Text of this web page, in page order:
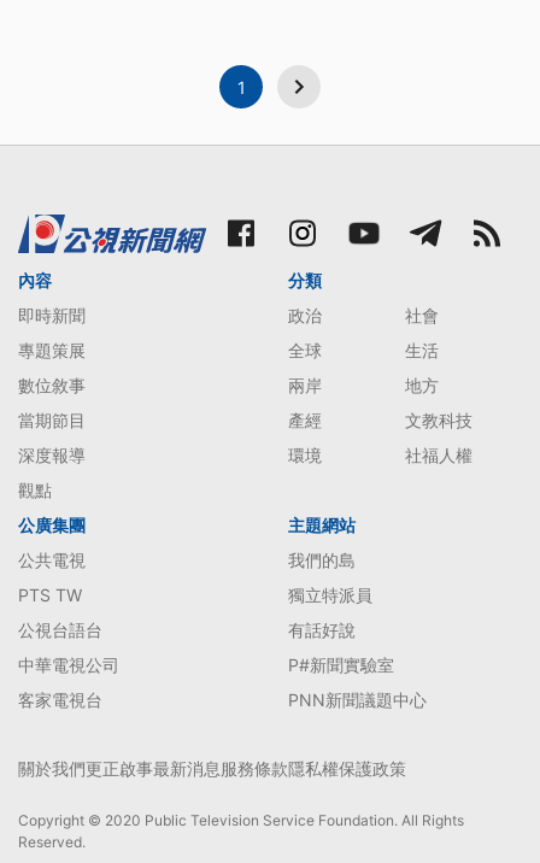
1
內容
即時新聞
專題策展
數位敘事
當期節目
深度報導
觀點
分類
政治
社會
全球
生活
兩岸
地方
產經
文教科技
環境
社福人權
公廣集團
公共電視
PTS TW
公視台語台
中華電視公司
客家電視台
主題網站
我們的島
獨立特派員
有話好說
P#新聞實驗室
PNN新聞議題中心
關於我們更正啟事最新消息服務條款隱私權保護政策
Copyright © 2020 Public Television Service Foundation. All Rights
Reserved.